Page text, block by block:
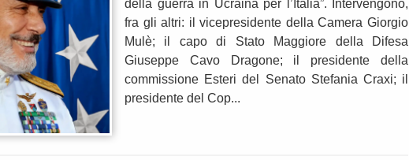
della guerra in Ucraina per l’Italia”. Intervengono,
fra gli altri: il vicepresidente della Camera Giorgio
Mulè; il capo di Stato Maggiore della Difesa
Giuseppe Cavo Dragone; il presidente della
commissione Esteri del Senato Stefania Craxi; il
presidente del Cop...